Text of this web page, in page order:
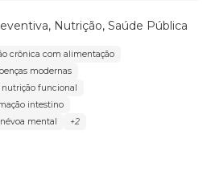
, Nutrição, Saúde Pública
crônica com alimentação
modernas
funcional
intestino
mental
+2